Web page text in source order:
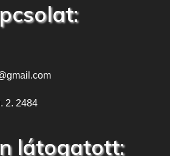
2. 2484
látogatott: